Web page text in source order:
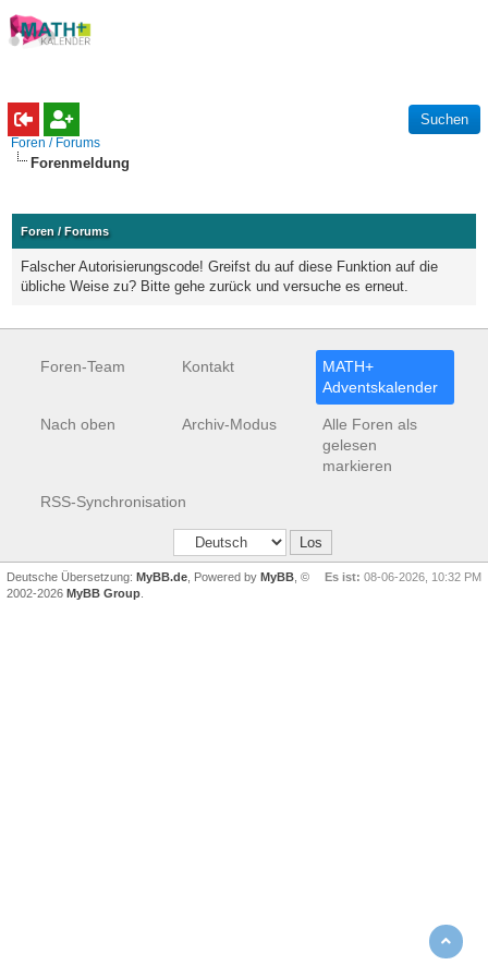
Foren / Forums
Forenmeldung
Foren / Forums
Falscher Autorisierungscode! Greifst du auf diese Funktion auf die
übliche Weise zu? Bitte gehe zurück und versuche es erneut.
Foren-Team Kontakt
MATH+
Adventskalender
Nach oben Archiv-Modus
Alle Foren als
gelesen
markieren
RSS-Synchronisation
Es ist: 08-06-2026, 10:32 PM
Deutsche Übersetzung: MyBB.de , Powered by MyBB , ©
2002-2026 MyBB Group